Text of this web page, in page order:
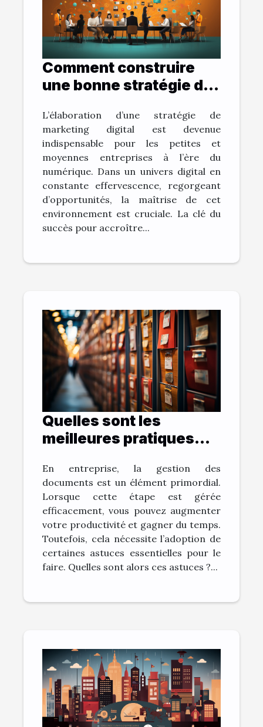
Comment construire
une bonne stratégie de
L’élaboration d’une stratégie de
marketing digital est devenue
indispensable pour les petites et
moyennes entreprises à l’ère du
numérique. Dans un univers digital en
constante effervescence, regorgeant
d’opportunités, la maîtrise de cet
environnement est cruciale. La clé du
succès pour accroître...
Quelles sont les
meilleures pratiques
documents et gagner
du temps ?
En entreprise, la gestion des
documents est un élément primordial.
Lorsque cette étape est gérée
efficacement, vous pouvez augmenter
votre productivité et gagner du temps.
Toutefois, cela nécessite l’adoption de
certaines astuces essentielles pour le
faire. Quelles sont alors ces astuces ?...